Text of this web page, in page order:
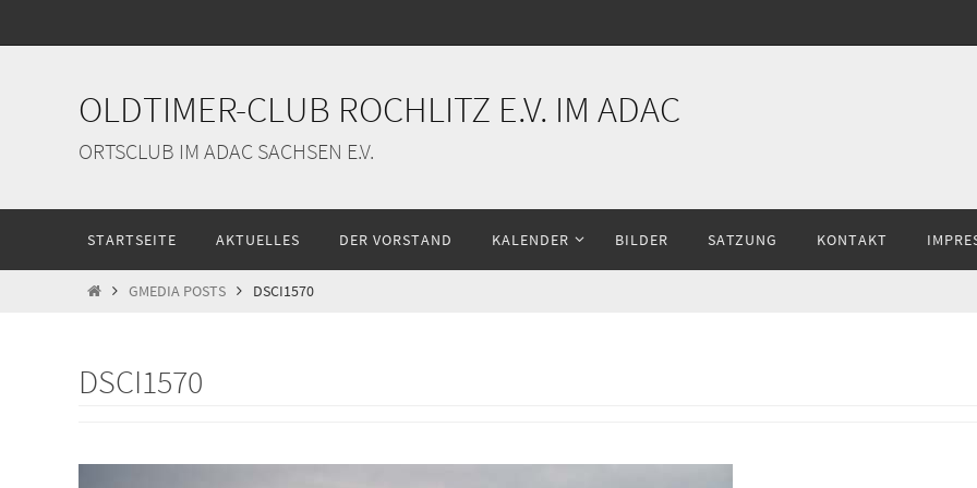
Inhalt
OLDTIMER-CLUB ROCHLITZ E.V. IM ADAC
ORTSCLUB IM ADAC SACHSEN E.V.
springen
STARTSEITE AKTUELLES DER VORSTAND KALENDER BILDER SATZUNG KONTAKT
STARTGMEDIA POSTS DSCI1570
DSCI1570